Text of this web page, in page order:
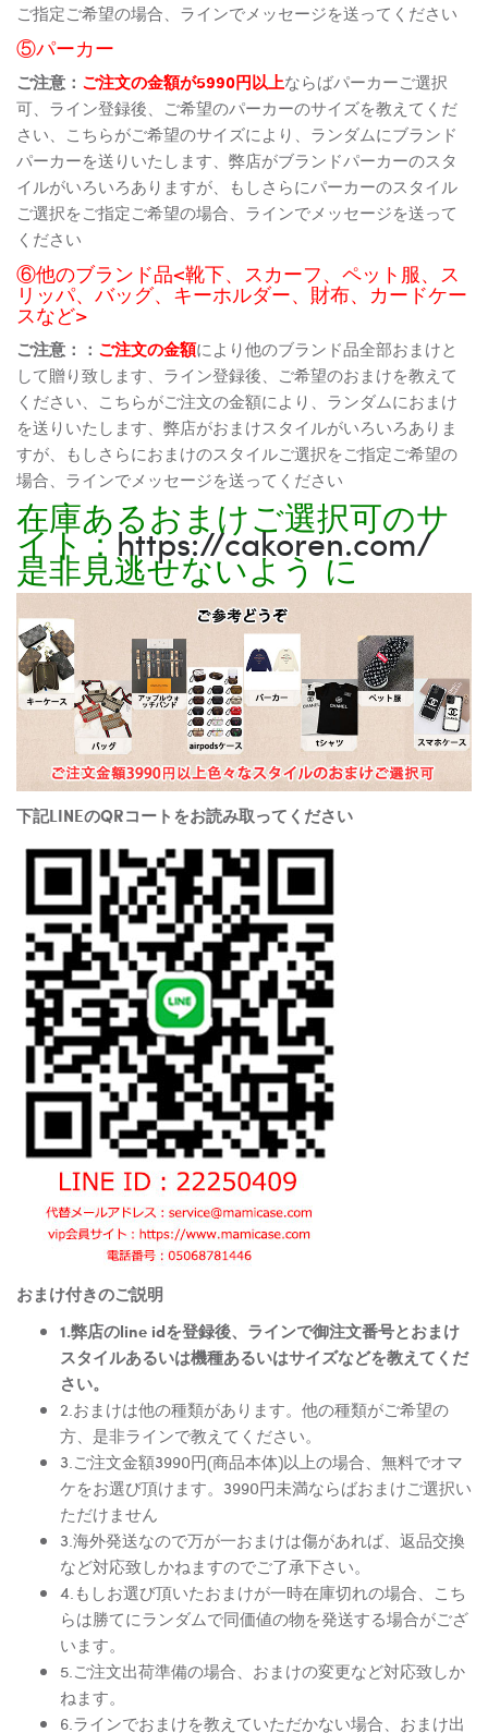
ご指定ご希望の場合、ラインでメッセージを送ってください
⑤パーカー
ご注意： ご注文の金額が5990円以上ならばパーカーご選択
可、ライン登録後、ご希望のパーカーのサイズを教えてくだ
さい、こちらがご希望のサイズにより、ランダムにブランド
パーカーを送りいたします、弊店がブランドパーカーのスタ
イルがいろいろありますが、もしさらにパーカーのスタイル
ご選択をご指定ご希望の場合、ラインでメッセージを送って
ください
⑥他のブランド品<靴下、スカーフ、ペット服、ス
リッパ、バッグ、キーホルダー、財布、カードケー
スなど>
ご注意：： ご注文の金額により他のブランド品全部おまけと
して贈り致します、ライン登録後、ご希望のおまけを教えて
ください、こちらがご注文の金額により、ランダムにおまけ
を送りいたします、弊店がおまけスタイルがいろいろありま
すが、もしさらにおまけのスタイルご選択をご指定ご希望の
場合、ラインでメッセージを送ってください
在庫あるおまけご選択可のサ
イト：https://cakoren.com/
是非見逃せないよう に
下記LINEのQRコートをお読み取ってください
おまけ付きのご説明
1.弊店のline idを登録後、ラインで御注文番号とおまけ
スタイルあるいは機種あるいはサイズなどを教えてくだ
さい。
2.おまけは他の種類があります。他の種類がご希望の
方、是非ラインで教えてください。
3.ご注文金額3990円(商品本体)以上の場合、無料でオマ
ケをお選び頂けます。3990円未満ならばおまけご選択い
ただけません
3.海外発送なので万が一おまけは傷があれば、返品交換
など対応致しかねますのでご了承下さい。
4.もしお選び頂いたおまけが一時在庫切れの場合、こち
らは勝てにランダムで同価値の物を発送する場合がござ
います。
5.ご注文出荷準備の場合、おまけの変更など対応致しか
ねます。
6.ラインでおまけを教えていただかない場合、おまけ出